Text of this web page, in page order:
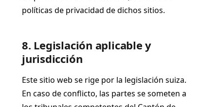
políticas de privacidad de dichos sitios.
8. Legislación aplicable y
jurisdicción
Este sitio web se rige por la legislación suiza.
En caso de conflicto, las partes se someten a